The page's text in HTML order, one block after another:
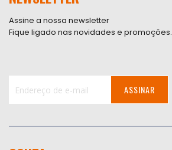
Assine a nossa newsletter
Fique ligado nas novidades e promoções.
ASSINAR